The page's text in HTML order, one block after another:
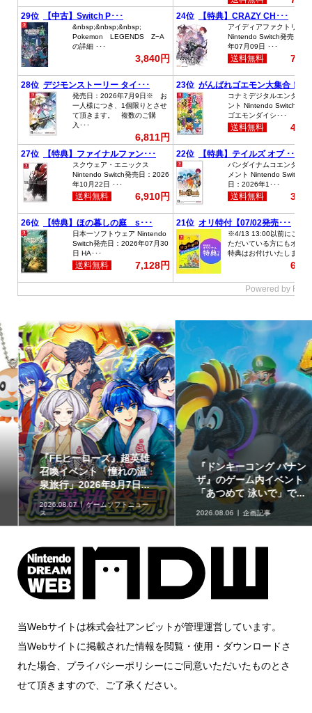
『FEヒーローズ』超英雄
召喚イベント「憧れの温
泉旅行」2026年8月7日...
2026.08.07
ゲームソフトニュー
ス
『ドンキーコング バナン
ザ』のゲーム内イベント
「あつめて 泳いで」で...
2026.08.06 企画記事
当Webサイトは株式会社アンビットが管理運営しています。
当Webサイトに掲載された情報を閲覧・使用・ダウンロードさ
れた場合、プライバシーポリシーにご同意いただいたものとさ
せて頂きますので、ご了承ください。